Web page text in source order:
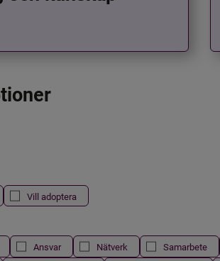
Vill adoptera
Ansvar Nätverk Samarbete